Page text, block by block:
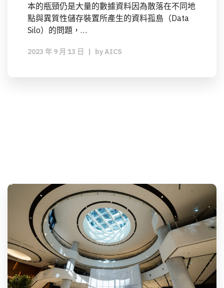
本的瓶頸仍是大量的數據資料因為散落在不同地
點與異質性儲存裝置所產生的資料孤島（Data
Silo）的問題，…
2023 年 9 月 13 日 byAICS